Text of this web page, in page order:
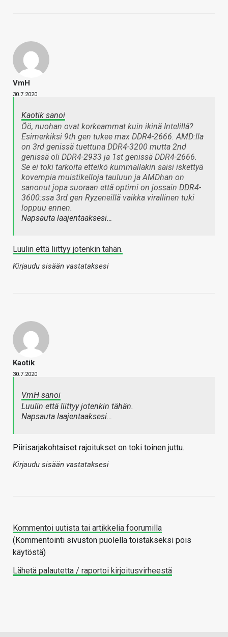
VmH
30.7.2020
Kaotik sanoi
Öö, nuohan ovat korkeammat kuin ikinä Intelillä?
Esimerkiksi 9th gen tukee max DDR4-2666. AMD:lla
on 3rd genissä tuettuna DDR4-3200 mutta 2nd
genissä oli DDR4-2933 ja 1st genissä DDR4-2666.
Se ei toki tarkoita etteikö kummallakin saisi iskettyä
kovempia muistikelloja tauluun ja AMDhan on
sanonut jopa suoraan että optimi on jossain DDR4-
3600:ssa 3rd gen Ryzeneillä vaikka virallinen tuki
loppuu ennen.
Napsauta laajentaaksesi…
Luulin että liittyy jotenkin tähän.
Kirjaudu sisään vastataksesi
Kaotik
30.7.2020
VmH sanoi
Luulin että liittyy jotenkin tähän.
Napsauta laajentaaksesi…
Piirisarjakohtaiset rajoitukset on toki toinen juttu.
Kirjaudu sisään vastataksesi
Kommentoi uutista tai artikkelia foorumilla
(Kommentointi sivuston puolella toistakseksi pois
käytöstä)
Lähetä palautetta / raportoi kirjoitusvirheestä